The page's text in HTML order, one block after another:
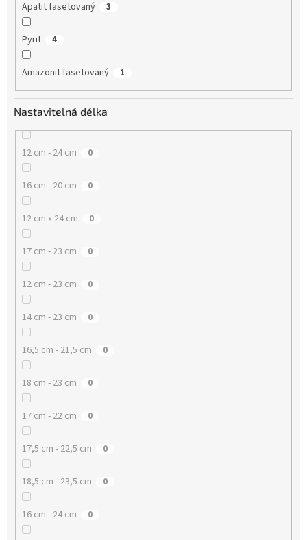
Apatit fasetovaný 3
Pyrit 4
Amazonit fasetovaný 1
Nastavitelná délka
12 cm - 24 cm 0
16 cm - 20 cm 0
12 cm x 24 cm 0
17 cm - 23 cm 0
12 cm - 23 cm 0
14 cm - 23 cm 0
16,5 cm - 21,5 cm 0
18 cm - 23 cm 0
17 cm - 22 cm 0
17,5 cm - 22,5 cm 0
18,5 cm - 23,5 cm 0
16 cm - 24 cm 0